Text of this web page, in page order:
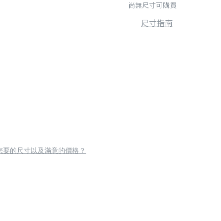
尚無尺寸可購買
尺寸指南
要的尺寸以及滿意的價格？